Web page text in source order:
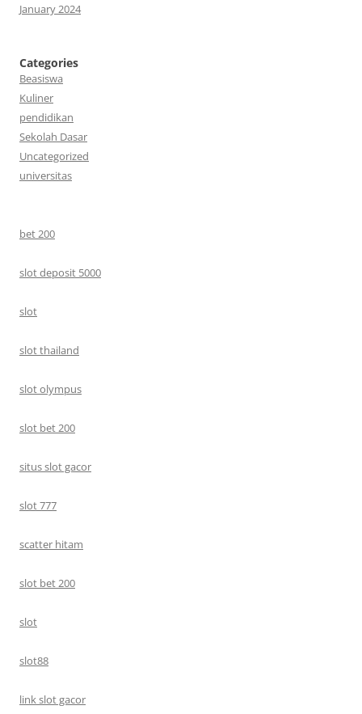
January 2024
Categories
Beasiswa
Kuliner
pendidikan
Sekolah Dasar
Uncategorized
universitas
bet 200
slot deposit 5000
slot
slot thailand
slot olympus
slot bet 200
situs slot gacor
slot 777
scatter hitam
slot bet 200
slot
slot88
link slot gacor